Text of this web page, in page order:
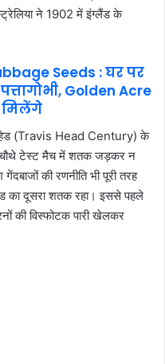
ने 1902 में इंग्लैंड के
Seeds : घर पर
Golden Acre
मिलेंगे
हेड (Travis Head Century) के
चौथे टेस्ट मैच में शतक जड़कर न
की रणनीति भी पूरी तरह
का दूसरा शतक रहा। इससे पहले
की विस्फोटक पारी खेलकर